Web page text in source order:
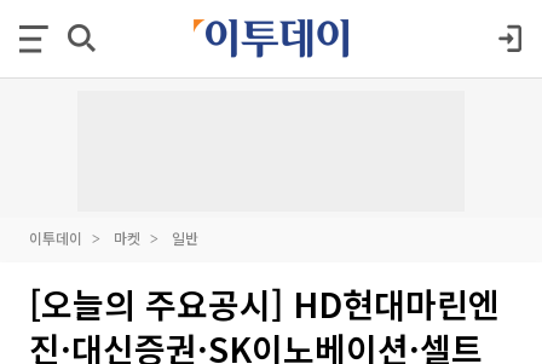
이투데이 마켓 일반
[오늘의 주요공시] HD현대마린엔
진·대신증권·SK이노베이션·셀트